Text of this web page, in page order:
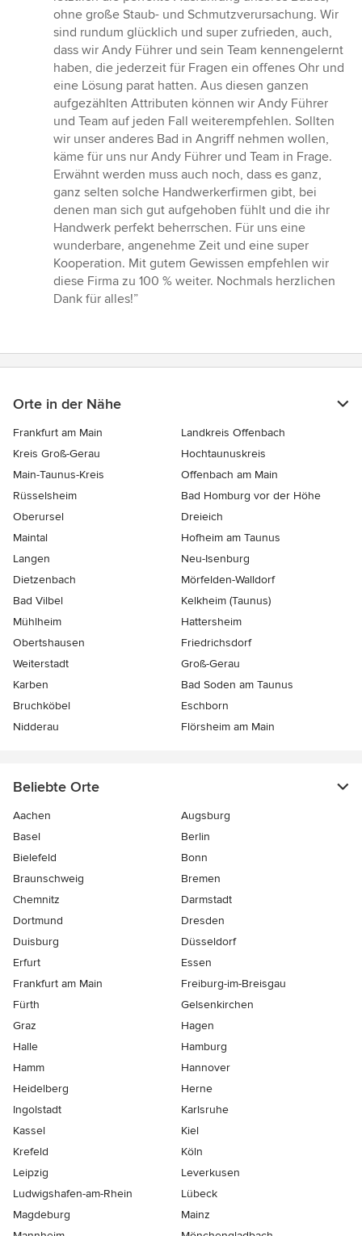
ohne große Staub- und Schmutzverursachung. Wir
sind rundum glücklich und super zufrieden, auch,
dass wir Andy Führer und sein Team kennengelernt
haben, die jederzeit für Fragen ein offenes Ohr und
eine Lösung parat hatten. Aus diesen ganzen
aufgezählten Attributen können wir Andy Führer
und Team auf jeden Fall weiterempfehlen. Sollten
wir unser anderes Bad in Angriff nehmen wollen,
käme für uns nur Andy Führer und Team in Frage.
Erwähnt werden muss auch noch, dass es ganz,
ganz selten solche Handwerkerfirmen gibt, bei
denen man sich gut aufgehoben fühlt und die ihr
Handwerk perfekt beherrschen. Für uns eine
wunderbare, angenehme Zeit und eine super
Kooperation. Mit gutem Gewissen empfehlen wir
diese Firma zu 100 % weiter. Nochmals herzlichen
Dank für alles!”
Orte in der Nähe
Frankfurt am Main
Landkreis Offenbach
Kreis Groß-Gerau
Hochtaunuskreis
Main-Taunus-Kreis
Offenbach am Main
Rüsselsheim
Bad Homburg vor der Höhe
Oberursel
Dreieich
Maintal
Hofheim am Taunus
Langen
Neu-Isenburg
Dietzenbach
Mörfelden-Walldorf
Bad Vilbel
Kelkheim (Taunus)
Mühlheim
Hattersheim
Obertshausen
Friedrichsdorf
Weiterstadt
Groß-Gerau
Karben
Bad Soden am Taunus
Bruchköbel
Eschborn
Nidderau
Flörsheim am Main
Beliebte Orte
Aachen
Augsburg
Basel
Berlin
Bielefeld
Bonn
Braunschweig
Bremen
Chemnitz
Darmstadt
Dortmund
Dresden
Duisburg
Düsseldorf
Erfurt
Essen
Frankfurt am Main
Freiburg-im-Breisgau
Fürth
Gelsenkirchen
Graz
Hagen
Halle
Hamburg
Hamm
Hannover
Heidelberg
Herne
Ingolstadt
Karlsruhe
Kassel
Kiel
Krefeld
Köln
Leipzig
Leverkusen
Ludwigshafen-am-Rhein
Lübeck
Magdeburg
Mainz